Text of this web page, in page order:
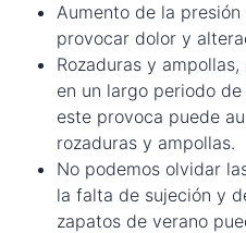
Aumento de la
provocar dolor y
Rozaduras y
en un largo periodo
este provoca puede
rozaduras y ampollas.
No podemos olvidar
la falta de sujeción y
zapatos de verano